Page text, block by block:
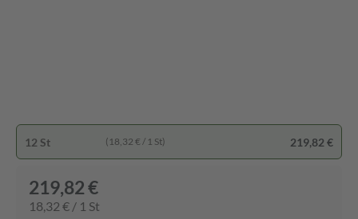
12 St (18,32 € / 1 St) 219,82 €
219,82 €
18,32 € / 1 St